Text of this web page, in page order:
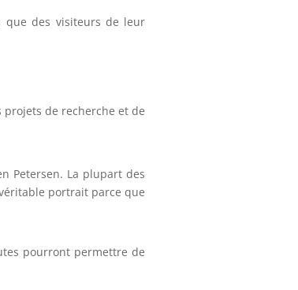
que des visiteurs de leur
de recherche et de
Petersen. La plupart des
portrait parce que
pourront permettre de